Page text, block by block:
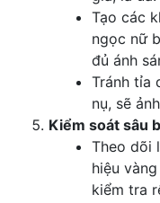
Tạo các
ngọc nữ
đủ ánh
Tránh tỉa
nụ, sẽ
Kiểm soát sâu
Theo dõi
hiệu
kiểm tra